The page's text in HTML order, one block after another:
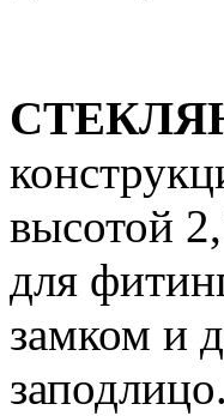
высотой
для
замком и
заподлицо.